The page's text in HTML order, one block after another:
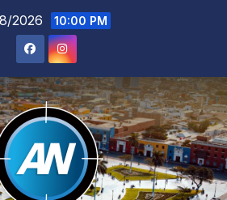
2026 10:00 PM